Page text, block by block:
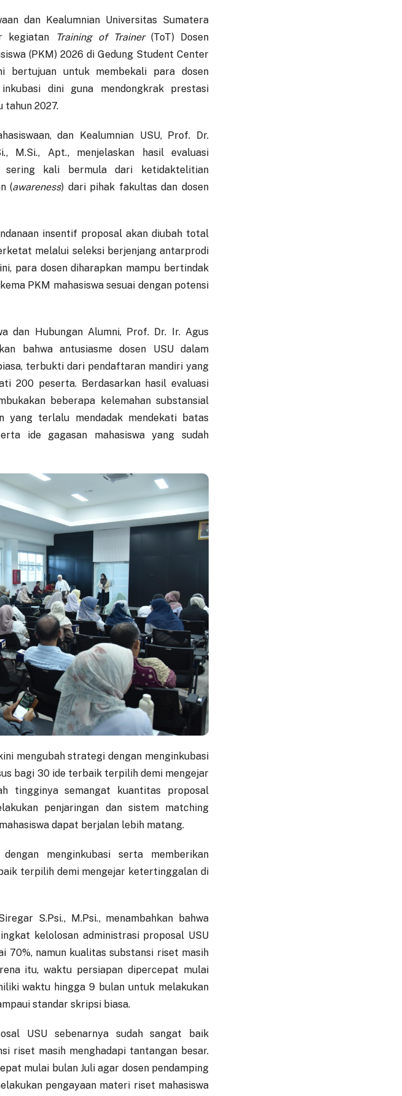
dan Kealumnian Universitas Sumatera
kegiatan
Training of Trainer(ToT) Dosen
(PKM) 2026 di Gedung Student Center
bertujuan untuk membekali para dosen
dini guna mendongkrak prestasi
tahun 2027.
dan Kealumnian USU, Prof. Dr.
M.Si., Apt., menjelaskan hasil evaluasi
sering kali bermula dari ketidaktelitian
(awareness) dari pihak fakultas dan dosen
insentif proposal akan diubah total
melalui seleksi berjenjang antarprodi
para dosen diharapkan mampu bertindak
PKM mahasiswa sesuai dengan potensi
dan Hubungan Alumni, Prof. Dr. Ir. Agus
bahwa antusiasme dosen USU dalam
terbukti dari pendaftaran mandiri yang
200 peserta. Berdasarkan hasil evaluasi
beberapa kelemahan substansial
yang terlalu mendadak mendekati batas
ide gagasan mahasiswa yang sudah
mengubah strategi dengan menginkubasi
bagi 30 ide terbaik terpilih demi mengejar
tingginya semangat kuantitas proposal
penjaringan dan sistem matching
dapat berjalan lebih matang.
menginkubasi serta memberikan
terpilih demi mengejar ketertinggalan di
S.Psi., M.Psi., menambahkan bahwa
kelolosan administrasi proposal USU
70%, namun kualitas substansi riset masih
itu, waktu persiapan dipercepat mulai
waktu hingga 9 bulan untuk melakukan
standar skripsi biasa.
USU sebenarnya sudah sangat baik
riset masih menghadapi tantangan besar.
mulai bulan Juli agar dosen pendamping
pengayaan materi riset mahasiswa